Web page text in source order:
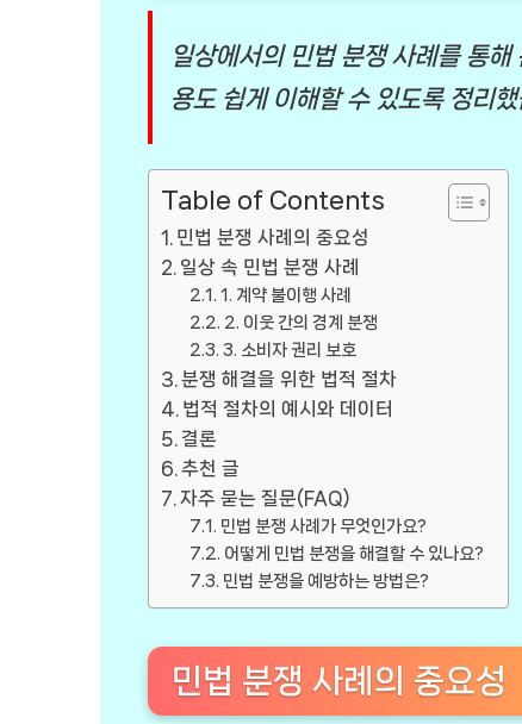
일상에서의 민법 분쟁 사례를 통
용도 쉽게 이해할 수 있도록 정리
Table of Contents
민법 분쟁 사례의 중요성
일상 속 민법 분쟁 사례
1. 계약 불이행 사례
2. 이웃 간의 경계 분쟁
3. 소비자 권리 보호
분쟁 해결을 위한 법적 절차
법적 절차의 예시와 데이터
결론
추천 글
자주 묻는 질문(FAQ)
민법 분쟁 사례가 무엇인가요?
어떻게 민법 분쟁을 해결할 수 있나요?
민법 분쟁을 예방하는 방법은?
민법 분쟁 사례의 중요성